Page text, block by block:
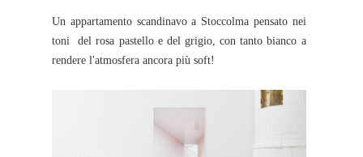
Un appartamento scandinavo a Stoccolma pensato nei
toni del rosa pastello e del grigio, con tanto bianco a
rendere l'atmosfera ancora più soft!